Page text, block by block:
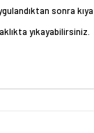
sonra
yıkayabilirsiniz.